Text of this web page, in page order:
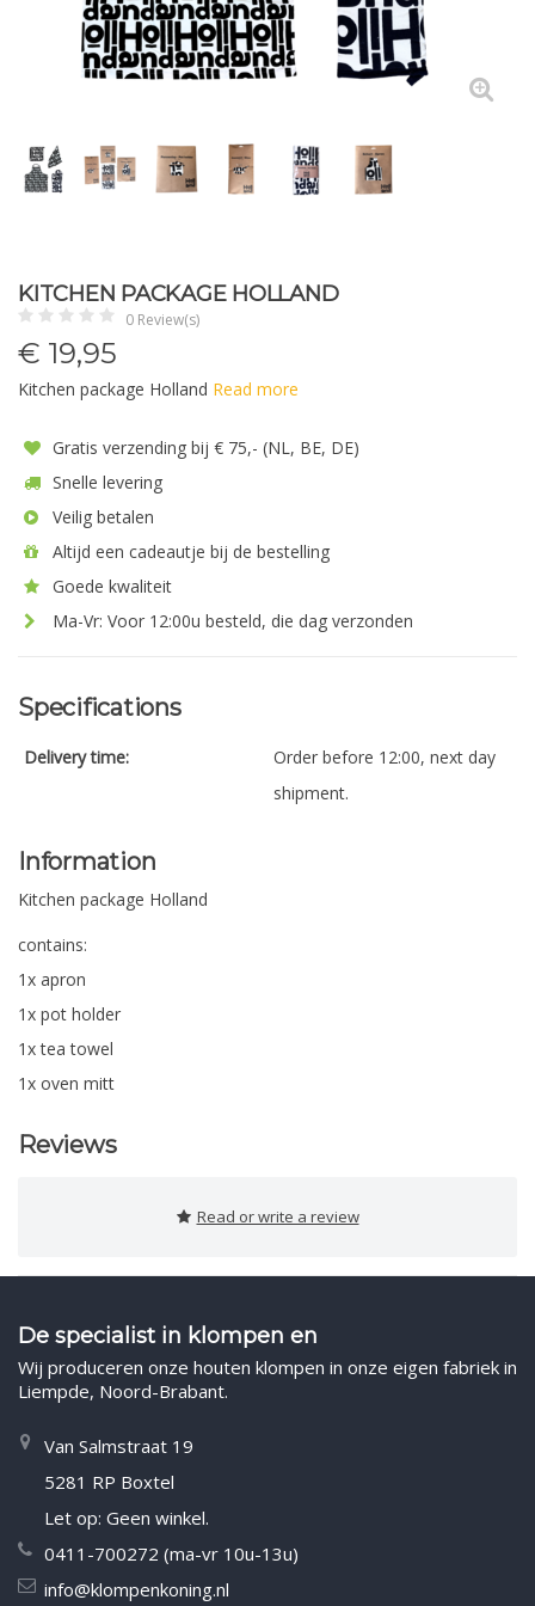
KITCHEN PACKAGE HOLLAND
0 Review(s)
€ 19,95
Kitchen package Holland Read more
Gratis verzending bij € 75,- (NL, BE, DE)
Snelle levering
Veilig betalen
Altijd een cadeautje bij de bestelling
Goede kwaliteit
Ma-Vr: Voor 12:00u besteld, die dag verzonden
Specifications
Delivery time:
Order before 12:00, next day
shipment.
Information
Kitchen package Holland
contains:
1x apron
1x pot holder
1x tea towel
1x oven mitt
Reviews
Read or write a review
De specialist in klompen en
Wij produceren onze houten klompen in onze eigen fabriek in
Liempde, Noord-Brabant.
Van Salmstraat 19
5281 RP Boxtel
Let op: Geen winkel.
0411-700272 (ma-vr 10u-13u)
info@klompenkoning.nl